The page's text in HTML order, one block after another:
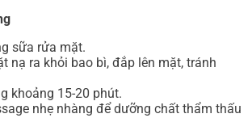
sữa rửa mặt.
nạ ra khỏi bao bì, đắp lên mặt, tránh
khoảng 15-20 phút.
nhẹ nhàng để dưỡng chất thẩm thấu